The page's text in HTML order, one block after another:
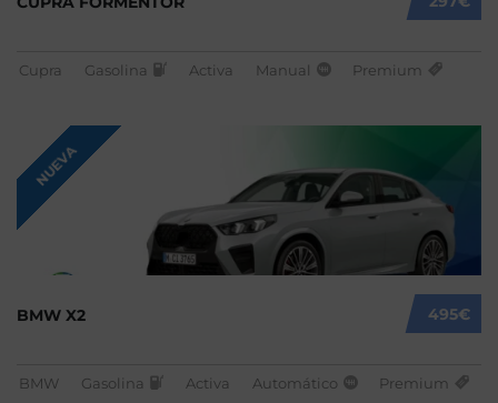
Cupra Gasolina Activa Manual Premium
NUEVA
495€
BMW X2
BMW Gasolina Activa Automático Premium